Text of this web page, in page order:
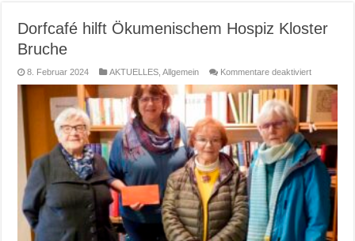
Dorfcafé hilft Ökumenischem Hospiz Kloster
Bruche
8. Februar 2024 AKTUELLES ,Allgemein Kommentare deaktiviertfür
hilft
Hospiz
Bruche